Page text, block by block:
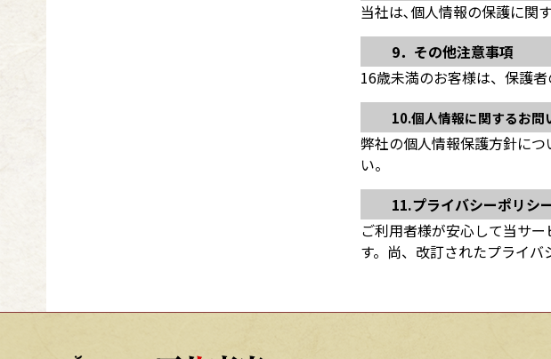
当社は､個人情報の保護に関
9．その他注意事項
16歳未満のお客様は、保護
10.個人情報に関するお問
弊社の個人情報保護方針に
い。
11.プライバシーポリシ
ご利用者様が安心して当サ
す。尚、改訂されたプライバ